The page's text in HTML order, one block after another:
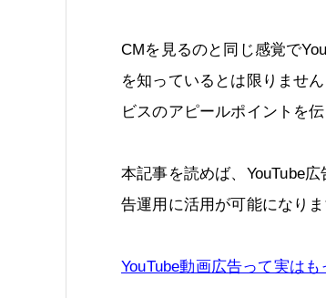
CMを見るのと同じ感覚で
を知っているとは限りませ
ビスのアピールポイントを
本記事を読めば、YouTube
告運用に活用が可能になり
YouTube動画広告って実は